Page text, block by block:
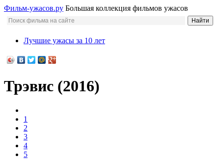
Фильм-ужасов.ру Большая коллекция фильмов ужасов
Лучшие ужасы за 10 лет
Трэвис (2016)
1
2
3
4
5